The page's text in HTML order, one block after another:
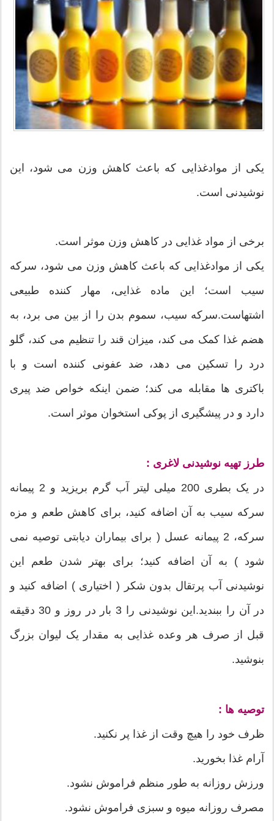
یکی از موادغذایی که باعث کاهش وزن می شود، این
نوشیدنی است.
برخی از مواد غذایی در کاهش وزن موثر است.
یکی از موادغذایی که باعث کاهش وزن می شود، سرکه
سیب است؛ این ماده غذایی، مهار کننده طبیعی
اشتهاست.سرکه سیب، سموم بدن را از بین می برد، به
هضم غذا کمک می کند، میزان قند را تنظیم می کند، گلو
درد را تسکین می دهد، ضد عفونی کننده است و با
باکتری ها مقابله می کند؛ ضمن اینکه خواص ضد پیری
دارد و در پیشگیری از پوکی استخوان موثر است.
طرز تهیه نوشیدنی لاغری :
در یک بطری 200 میلی لیتر آب گرم بریزید و 2 پیمانه
سرکه سیب به آن اضافه کنید، برای کاهش طعم و مزه
سرکه، 2 پیمانه عسل ( برای بیماران دیابتی توصیه نمی
شود ) به آن اضافه کنید؛ برای بهتر شدن طعم این
نوشیدنی آب پرتقال بدون شکر ( اختیاری ) اضافه کنید و
در آن را ببندید.این نوشیدنی را 3 بار در روز و 30 دقیقه
قبل از صرف هر وعده غذایی به مقدار یک لیوان بزرگ
بنوشید.
توصیه ها :
ظرف خود را هیچ وقت از غذا پر نکنید.
آرام غذا بخورید.
ورزش روزانه به طور منظم فراموش نشود.
مصرف روزانه میوه و سبزی فراموش نشود.